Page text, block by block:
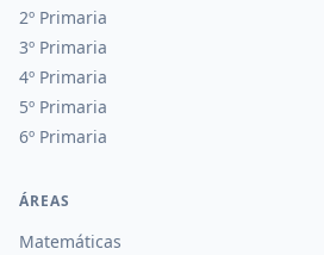
2º Primaria
3º Primaria
4º Primaria
5º Primaria
6º Primaria
ÁREAS
Matemáticas